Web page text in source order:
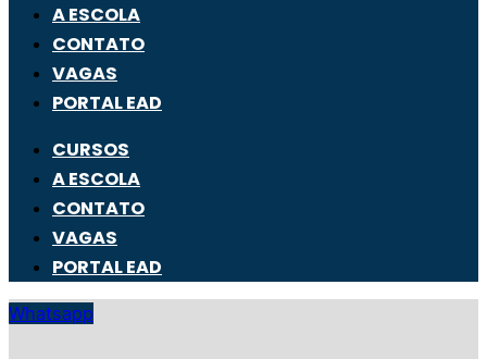
A ESCOLA
CONTATO
VAGAS
PORTAL EAD
CURSOS
A ESCOLA
CONTATO
VAGAS
PORTAL EAD
Whatsapp